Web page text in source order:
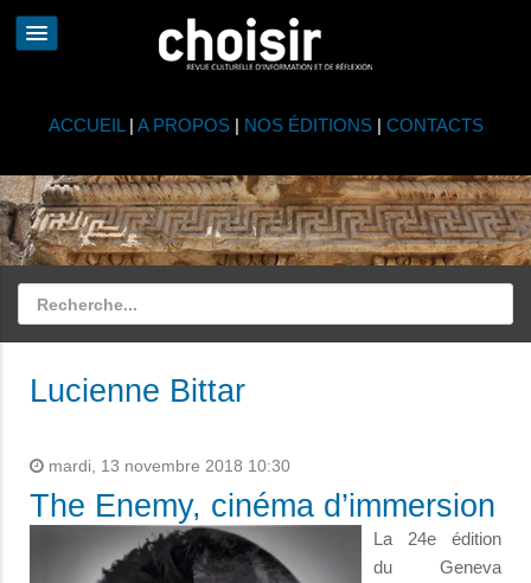
ACCUEIL | A PROPOS| NOS ÉDITIONS| CONTACTS
Lucienne Bittar
mardi, 13 novembre 2018 10:30
The Enemy, cinéma d’immersion
La 24e édition
du Geneva